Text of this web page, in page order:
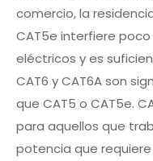
comercio, la
CAT5e interfiere
eléctricos y es
CAT6 y CAT6A son
que CAT5 o CAT5e.
para aquellos que
potencia que